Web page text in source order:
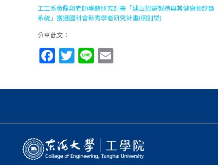
工工系黃鼎翔老師專題研究計畫「建立智慧製造與其健康預診斷
系統」獲選國科會新秀學者研究計畫(個別型)
分享此文：
Facebook
Twitter
LineEmail